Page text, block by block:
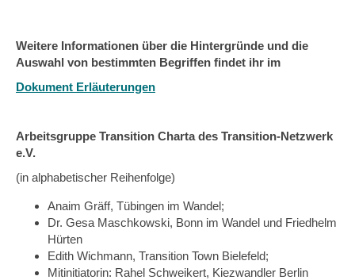
Weitere Informationen über die Hintergründe und die
Auswahl von bestimmten Begriffen findet ihr im
Dokument Erläuterungen
Arbeitsgruppe Transition Charta des Transition-Netzwerk
e.V.
(in alphabetischer Reihenfolge)
Anaim Gräff, Tübingen im Wandel;
Dr. Gesa Maschkowski, Bonn im Wandel und Friedhelm
Hürten
Edith Wichmann, Transition Town Bielefeld;
Mitinitiatorin: Rahel Schweikert, Kiezwandler Berlin